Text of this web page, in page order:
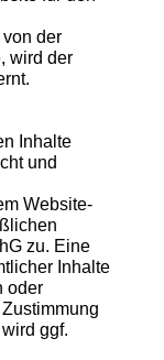
der
wird der
Inhalte
und
Website-
zu. Eine
Inhalte
oder
ggf.